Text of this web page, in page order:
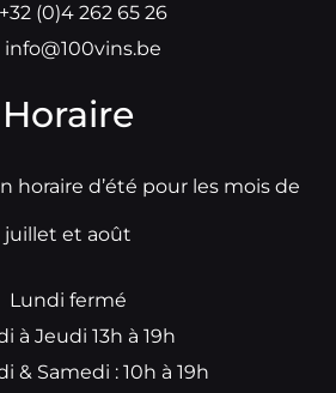
+32 (0)4 262 65 26
info@100vins.be
Horaire
horaire d’été pour les mois de
juillet et août
Lundi fermé
à Jeudi 13h à 19h
& Samedi : 10h à 19h